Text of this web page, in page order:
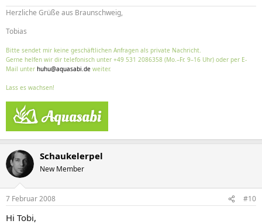
Herzliche Grüße aus Braunschweig,
Tobias
Bitte sendet mir keine geschäftlichen Anfragen als private Nachricht.
Gerne helfen wir dir telefonisch unter +49 531 2086358 (Mo.–Fr. 9–16 Uhr) oder per E-
Mail unter huhu@aquasabi.de weiter.
Lass es wachsen!
Schaukelerpel
New Member
7 Februar 2008 #10
Hi Tobi,